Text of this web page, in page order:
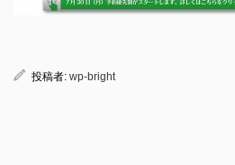
投稿者: wp-bright